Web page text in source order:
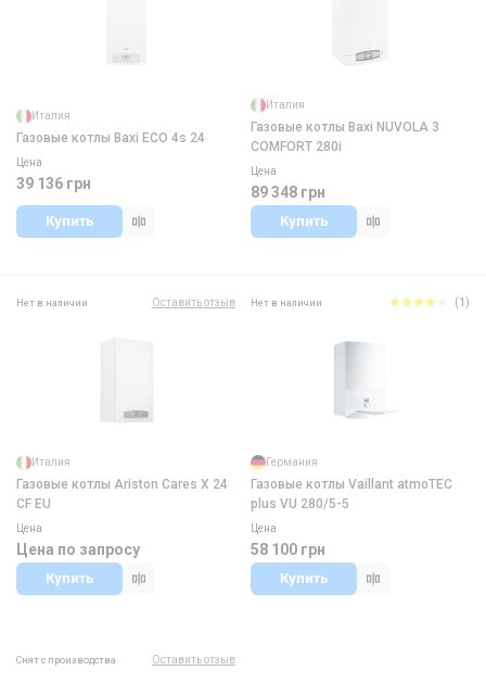
Италия
Газовые котлы Baxi ECO 4s 24
Цена
39 136 грн
Купить
Италия
Газовые котлы Baxi NUVOLA 3
COMFORT 280i
Цена
89 348 грн
Купить
Нет в наличии Оставить отзыв
Италия
Газовые котлы Ariston Cares X 24
CF EU
Цена
Цена по запросу
Купить
Нет в наличии (1)
Германия
Газовые котлы Vaillant atmoTEC
plus VU 280/5-5
Цена
58 100 грн
Купить
Снят с производства Оставить отзыв